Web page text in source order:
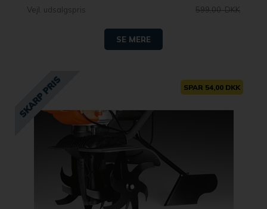
Vejl. udsalgspris
599,00 DKK
SE MERE
SPAR 54,00 DKK